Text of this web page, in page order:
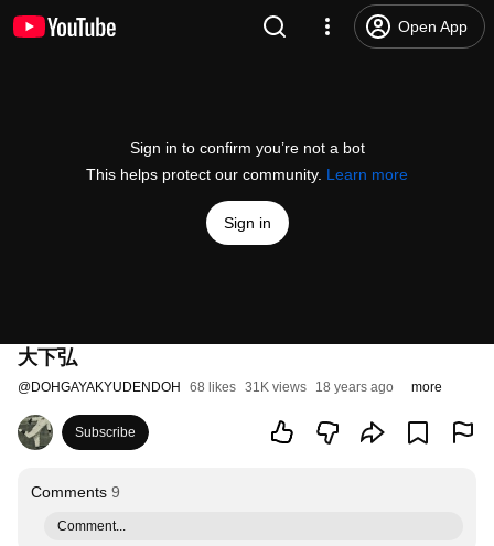
Open App
Sign in to confirm you’re not a bot
This helps protect our community. Learn more
Sign in
大下弘
@DOHGAYAKYUDENDOH 68 likes 31K views 18 years ago more
Subscribe
Comments 9
Comment...